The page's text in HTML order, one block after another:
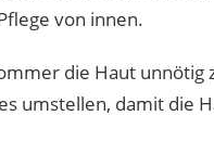
von innen.
die Haut
umstellen, damit die